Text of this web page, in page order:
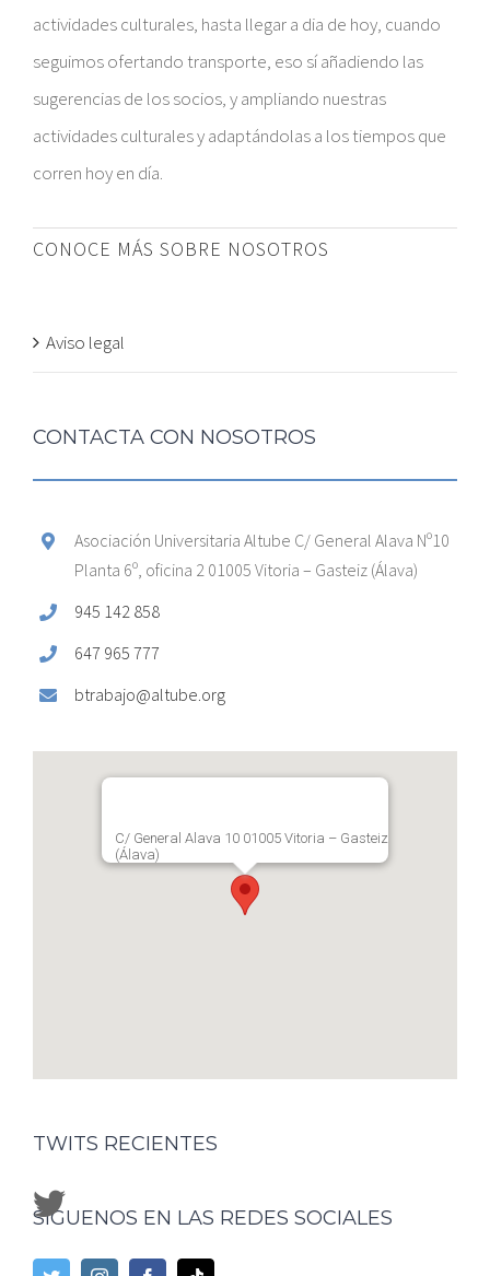
actividades culturales, hasta llegar a dia de hoy, cuando
seguimos ofertando transporte, eso sí añadiendo las
sugerencias de los socios, y ampliando nuestras
actividades culturales y adaptándolas a los tiempos que
corren hoy en día.
CONOCE MÁS SOBRE NOSOTROS
Aviso legal
CONTACTA CON NOSOTROS
Asociación Universitaria Altube C/ General Alava Nº10
Planta 6º, oficina 2 01005 Vitoria – Gasteiz (Álava)
945 142 858
647 965 777
btrabajo@altube.org
C/ General Alava 10 01005 Vitoria – Gasteiz
(Álava)
TWITS RECIENTES
SÍGUENOS EN LAS REDES SOCIALES